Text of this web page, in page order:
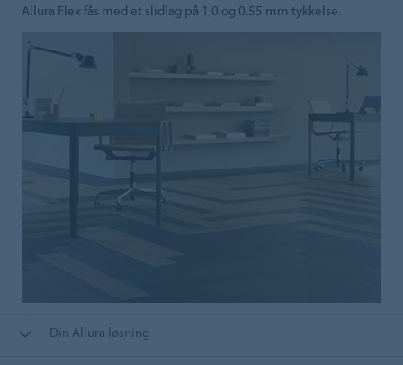
Allura Flex fås med et slidlag på 1,0 og 0,55 mm tykkelse.
Din Allura løsning